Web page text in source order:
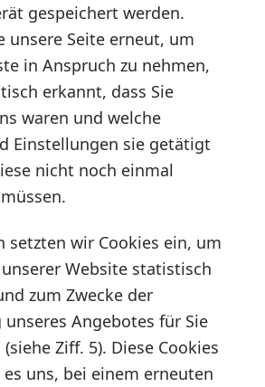
gespeichert werden.
unsere Seite erneut, um
in Anspruch zu nehmen,
erkannt, dass Sie
waren und welche
Einstellungen sie getätigt
nicht noch einmal
setzten wir Cookies ein, um
Website statistisch
zum Zwecke der
Angebotes für Sie
Ziff. 5). Diese Cookies
uns, bei einem erneuten